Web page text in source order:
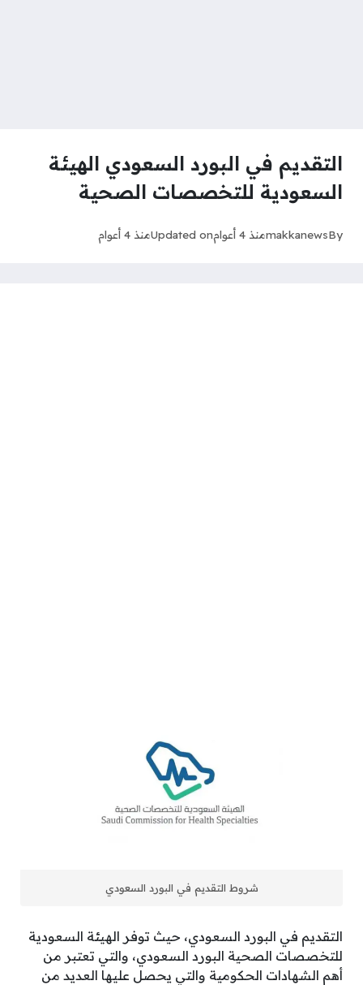
التقديم في البورد السعودي الهيئة
السعودية للتخصصات الصحية
By
makkanewsمنذ 4 أعوام Updated onمنذ 4 أعوام
شروط التقديم في البورد السعودي
التقديم في البورد السعودي، حيث توفر الهيئة السعودية
للتخصصات الصحية البورد السعودي، والتي تعتبر من
أهم الشهادات الحكومية والتي يحصل عليها العديد من